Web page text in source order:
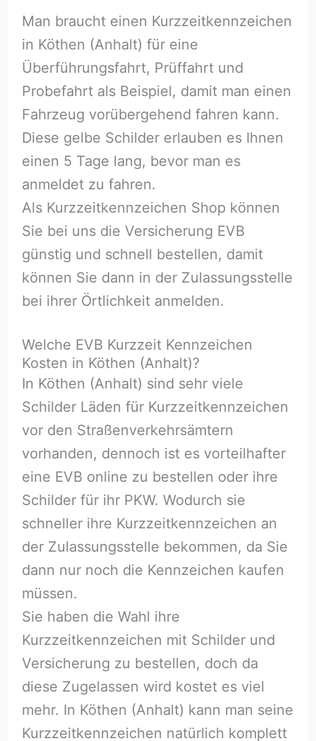
Man braucht einen Kurzzeitkennzeichen
in Köthen (Anhalt) für eine
Überführungsfahrt, Prüffahrt und
Probefahrt als Beispiel, damit man einen
Fahrzeug vorübergehend fahren kann.
Diese gelbe Schilder erlauben es Ihnen
einen 5 Tage lang, bevor man es
anmeldet zu fahren.
Als Kurzzeitkennzeichen Shop können
Sie bei uns die Versicherung EVB
günstig und schnell bestellen, damit
können Sie dann in der Zulassungsstelle
bei ihrer Örtlichkeit anmelden.
Welche EVB Kurzzeit Kennzeichen
Kosten in Köthen (Anhalt)?
In Köthen (Anhalt) sind sehr viele
Schilder Läden für Kurzzeitkennzeichen
vor den Straßenverkehrsämtern
vorhanden, dennoch ist es vorteilhafter
eine EVB online zu bestellen oder ihre
Schilder für ihr PKW. Wodurch sie
schneller ihre Kurzzeitkennzeichen an
der Zulassungsstelle bekommen, da Sie
dann nur noch die Kennzeichen kaufen
müssen.
Sie haben die Wahl ihre
Kurzzeitkennzeichen mit Schilder und
Versicherung zu bestellen, doch da
diese Zugelassen wird kostet es viel
mehr. In Köthen (Anhalt) kann man seine
Kurzzeitkennzeichen natürlich komplett